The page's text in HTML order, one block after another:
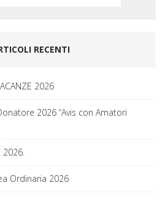
RECENTI
2026
2026 “Avis con Amatori
Ordinaria 2026